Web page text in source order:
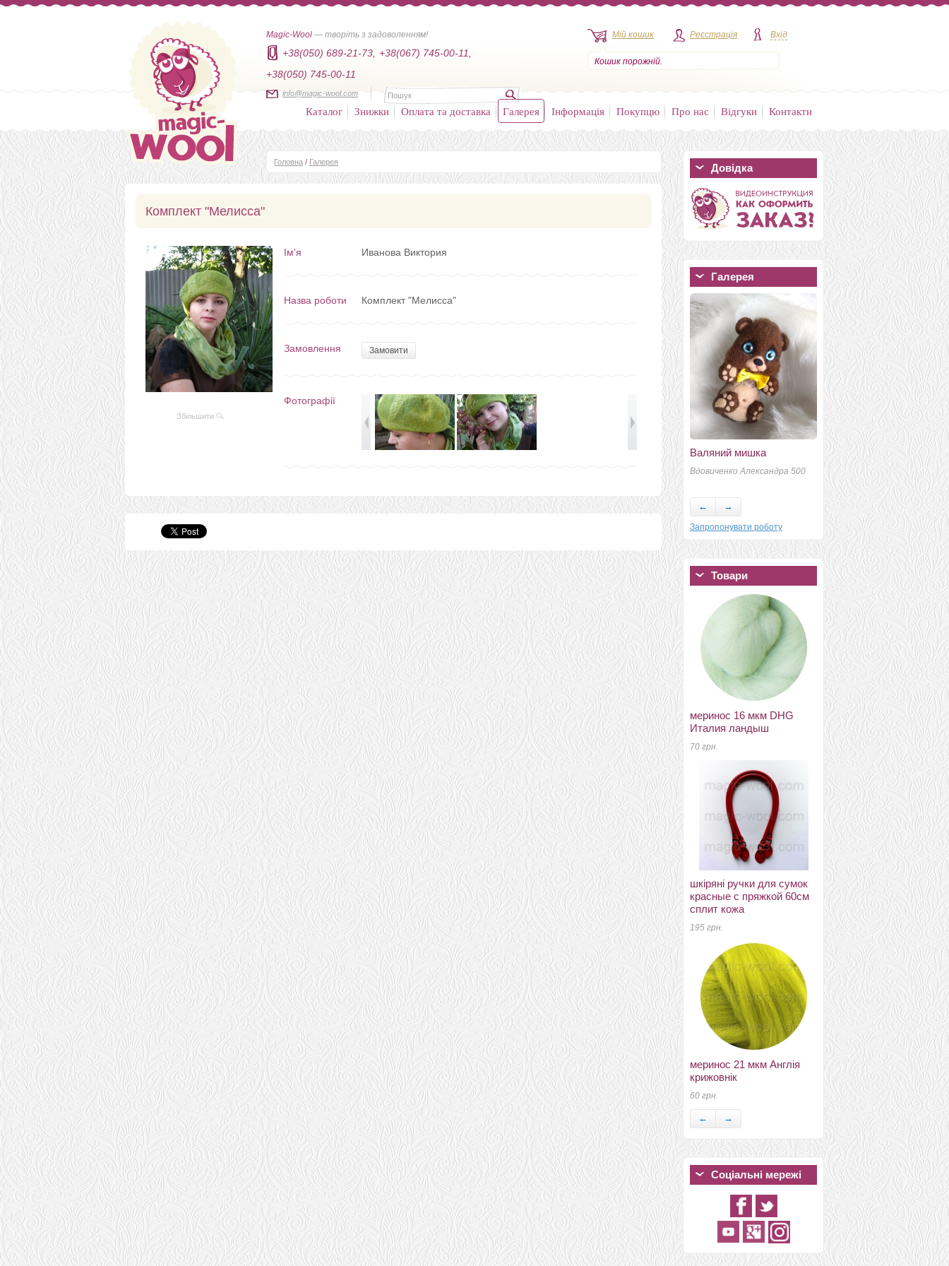
Magic-Wool — творіть з задоволенням!
+38(050) 689-21-73,
+38(067) 745-00-11,
+38(050) 745-00-11
info@magic-wool.com
Мій кошик
Кошик порожній.
Реєстрація Вхід
Каталог Знижки Оплата та доставка Галерея Інформація Покупцю Про нас Відгуки Контакти
Довідка
Галерея
Валяний мишка
Вдовиченко Александра 500
Шапочка"Вишня в
коньяке"
Иванова Виктория
← →
Запропонувати роботу
Товари
меринос 16 мкм DHG
Италия ландыш
70 грн.
шкіряні ручки для сумок
красные с пряжкой 60см
сплит кожа
195 грн.
меринос 21 мкм Англія
крижовнік
60 грн.
волокна хлопка (coton
top) шафран
3 грн.
муліне для вишивання
№28 бововна
8 грн.
новозеландский 27мкм
Латвия пыльно зеленый
К5018
23 грн.
← →
Соціальні мережі
Головна / Галерея
Комплект "Мелисса"
Збільшити
Ім'я Иванова Виктория
Назва роботи Комплект "Мелисса"
Замовлення Замовити
Фотографії